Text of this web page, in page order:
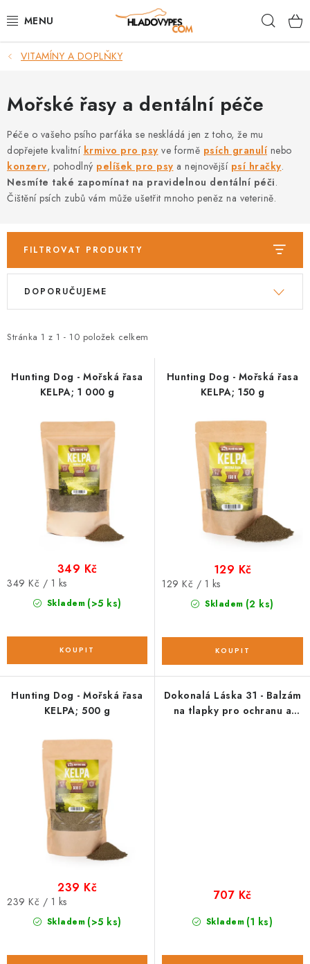
na
POTŘEBY PRO PSY
TAMI PŘEPRAVNÍ BOXY
SPORT SE PSEM
BACK ON TRACK
FAQ
ZNAČKY
PRODEJNA
SLUŽBY
VÝMĚNA, VRÁCENÍ A REKLAMACE
Kontakty
Doprava a platba
Výměna, vrácení a reklamace
Obchodní podmínky
Podmínky ochrany osobních údajů
Zásady použivání souboru cookies
Hodnocení obchodu
VITAMÍNY A DOPLŇKY
Mořské řasy a dentální péče
Péče o vašeho psího parťáka se neskládá jen z toho, že mu
dopřejete kvalitní krmivo pro psy ve formě psích granulí nebo
konzerv, pohodlný pelíšek pro psy a nejnovější psí hračky.
Nesmíte také zapomínat na pravidelnou dentální péči.
Čištění psích zubů vám může ušetřit mnoho peněz na veterině.
FILTROVAT PRODUKTY
V
i
p
Stránka 1 z 1 - 10 položek celkem
Ř
e
DOPORUČUJEME
Hunting Dog - Mořská řasa
KELPA; 1 000 g
Skladem (>5 ks)
349 Kč
Měrná
349 Kč / 1 ks
Hunting Dog - Mořská řasa
KELPA; 150 g
Skladem (2 ks)
129 Kč
Měrná
129 Kč / 1 ks
Hunting Dog - Mořská řasa
KELPA; 500 g
Skladem (>5 ks)
239 Kč
Měrná
239 Kč / 1 ks
Dokonalá Láska 31 - Balzám
na tlapky pro ochranu a
Skladem (1 ks)
707 Kč